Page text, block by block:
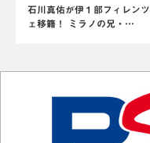
石川真佑が伊１部フィレンツ
ェ移籍！ ミラノの兄・…